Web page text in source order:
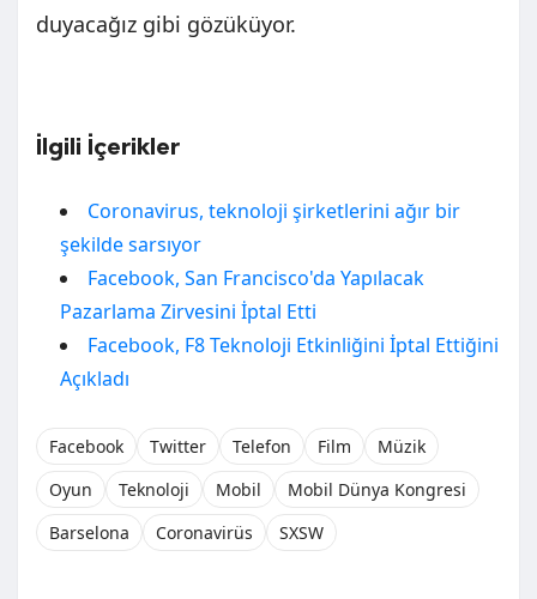
duyacağız gibi gözüküyor.
İlgili İçerikler
Coronavirus, teknoloji şirketlerini ağır bir
şekilde sarsıyor
Facebook, San Francisco'da Yapılacak
Pazarlama Zirvesini İptal Etti
Facebook, F8 Teknoloji Etkinliğini İptal Ettiğini
Açıkladı
Facebook Twitter Telefon Film
Müzik
Oyun
Teknoloji Mobil
Mobil Dünya Kongresi
Barselona
Coronavirüs SXSW